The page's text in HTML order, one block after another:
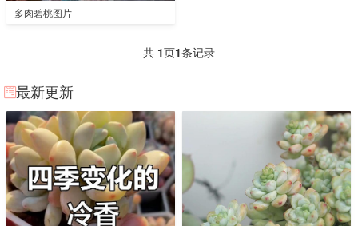
多肉碧桃图片
共 1页1条记录
最新更新